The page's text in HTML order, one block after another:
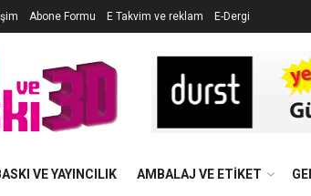
Abone Formu E Takvim ve reklam E-Dergi
VE YAYINCILIK AMBALAJ VE ETIKET